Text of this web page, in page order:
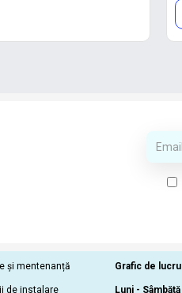
și mentenanță
de instalare
Grafic de lucru
Luni - Sâmbătă